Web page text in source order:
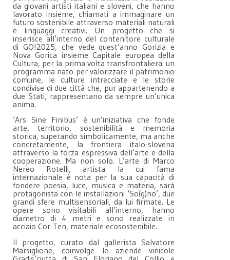
da giovani artisti italiani e sloveni, che hanno
lavorato insieme, chiamati a immaginare un
futuro sostenibile attraverso materiali naturali
e linguaggi creativi. Un progetto che si
inserisce all’interno del contenitore culturale
di GO!2025, che vede quest’anno Gorizia e
Nova Gorica insieme Capitale europea della
Cultura, per la prima volta transfrontaliera: un
programma nato per valorizzare il patrimonio
comune, le culture intrecciate e le storie
condivise di due città che, pur appartenendo a
due Stati, rappresentano da sempre un’unica
anima.
‘Ars Sine Finibus’ è un’iniziativa che fonde
arte, territorio, sostenibilità e memoria
storica, superando simbolicamente, ma anche
concretamente, la frontiera italo-slovena
attraverso la forza espressiva dell’arte e della
cooperazione. Ma non solo. L’arte di Marco
Nereo Rotelli, artista la cui fama
internazionale è nota per la sua capacità di
fondere poesia, luce, musica e materia, sarà
protagonista con le installazioni ‘So(g)no’, due
grandi sfere multisensoriali, da lui firmate. Le
opere sono visitabili all’interno, hanno
diametro di 4 metri e sono realizzate in
acciaio Cor-Ten, materiale ecosostenibile.
Il progetto, curato dal gallerista Salvatore
Marsiglione, coinvolge le aziende vinicole